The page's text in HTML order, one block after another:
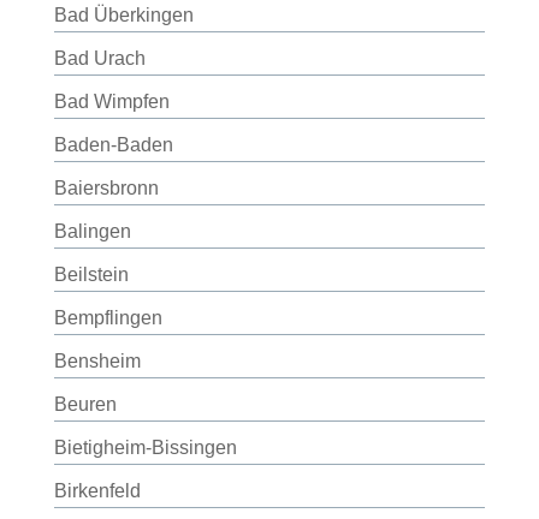
Bad Überkingen
Bad Urach
Bad Wimpfen
Baden-Baden
Baiersbronn
Balingen
Beilstein
Bempflingen
Bensheim
Beuren
Bietigheim-Bissingen
Birkenfeld